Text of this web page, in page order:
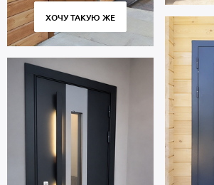
ХОЧУ ТАКУЮ ЖЕ